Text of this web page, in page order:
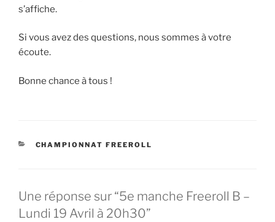
s’affiche.
Si vous avez des questions, nous sommes à votre
écoute.
Bonne chance à tous !
CATÉGORIES
CHAMPIONNAT FREEROLL
Une réponse sur “5e manche Freeroll B –
Lundi 19 Avril à 20h30”